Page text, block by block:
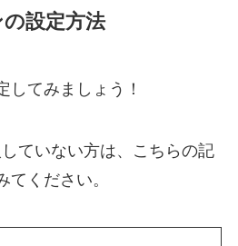
設定方法
してみましょう！
ていない方は、こちらの記
てください。